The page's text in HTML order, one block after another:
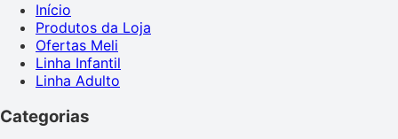
Início
Produtos da Loja
Ofertas Meli
Linha Infantil
Linha Adulto
Categorias